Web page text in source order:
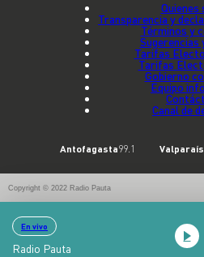
En vivo
Radio Pauta
Quienes
Transparencia y
Términos y
Sugerencias
Tarifas
Tarifas
Gobierno
Equipo
Canal de
Antofagasta99.1
Copyright © 2022 Radio Pauta